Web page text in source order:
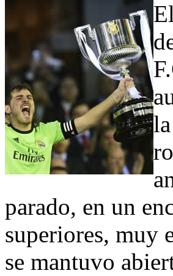
parado, en un
superiores, muy
se mantuvo